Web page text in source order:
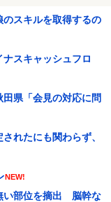
のスキルを取得するの
スキャッシュフロ
県「会見の対応に問
れたにも関わらず、
NEW!
い部位を摘出 脳幹な